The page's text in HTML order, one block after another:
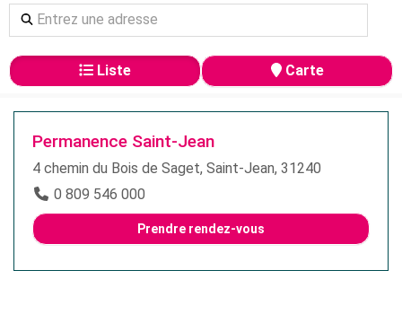
Liste Carte
Permanence Saint-Jean
4 chemin du Bois de Saget, Saint-Jean, 31240
0 809 546 000
Prendre rendez-vous